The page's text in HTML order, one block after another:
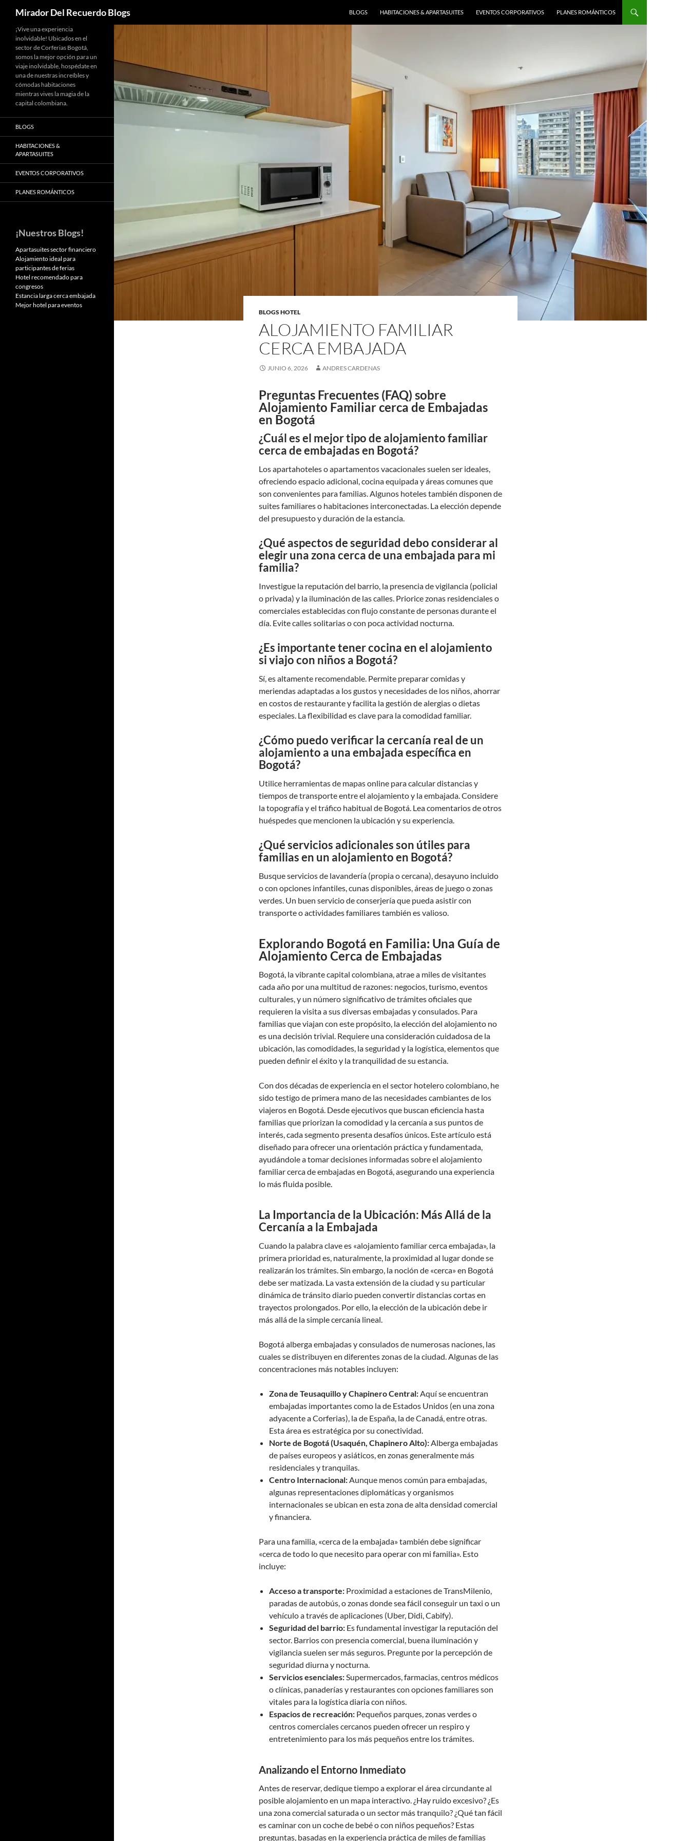
Saltar
contenido
Mirador Del Recuerdo Blogs BLOGS HABITACIONES & APARTASUITES EVENTOS CORPORATIVOS PLANES ROMÁNTICOS
BLOGS HOTEL
ALOJAMIENTO FAMILIAR
CERCA EMBAJADA
JUNIO 6, 2026 ANDRES CARDENAS
Preguntas Frecuentes (FAQ) sobre
Alojamiento Familiar cerca de Embajadas
en Bogotá
¿Cuál es el mejor tipo de alojamiento familiar
cerca de embajadas en Bogotá?
Los apartahoteles o apartamentos vacacionales suelen ser ideales,
ofreciendo espacio adicional, cocina equipada y áreas comunes que
son convenientes para familias. Algunos hoteles también disponen de
suites familiares o habitaciones interconectadas. La elección depende
del presupuesto y duración de la estancia.
¿Qué aspectos de seguridad debo considerar al
elegir una zona cerca de una embajada para mi
familia?
Investigue la reputación del barrio, la presencia de vigilancia (policial
o privada) y la iluminación de las calles. Priorice zonas residenciales o
comerciales establecidas con flujo constante de personas durante el
día. Evite calles solitarias o con poca actividad nocturna.
¿Es importante tener cocina en el alojamiento
si viajo con niños a Bogotá?
Sí, es altamente recomendable. Permite preparar comidas y
meriendas adaptadas a los gustos y necesidades de los niños, ahorrar
en costos de restaurante y facilita la gestión de alergias o dietas
especiales. La flexibilidad es clave para la comodidad familiar.
¿Cómo puedo verificar la cercanía real de un
alojamiento a una embajada específica en
Bogotá?
Utilice herramientas de mapas online para calcular distancias y
tiempos de transporte entre el alojamiento y la embajada. Considere
la topografía y el tráfico habitual de Bogotá. Lea comentarios de otros
huéspedes que mencionen la ubicación y su experiencia.
¿Qué servicios adicionales son útiles para
familias en un alojamiento en Bogotá?
Busque servicios de lavandería (propia o cercana), desayuno incluido
o con opciones infantiles, cunas disponibles, áreas de juego o zonas
verdes. Un buen servicio de conserjería que pueda asistir con
transporte o actividades familiares también es valioso.
Explorando Bogotá en Familia: Una Guía de
Alojamiento Cerca de Embajadas
Bogotá, la vibrante capital colombiana, atrae a miles de visitantes
cada año por una multitud de razones: negocios, turismo, eventos
culturales, y un número significativo de trámites oficiales que
requieren la visita a sus diversas embajadas y consulados. Para
familias que viajan con este propósito, la elección del alojamiento no
es una decisión trivial. Requiere una consideración cuidadosa de la
ubicación, las comodidades, la seguridad y la logística, elementos que
pueden definir el éxito y la tranquilidad de su estancia.
Con dos décadas de experiencia en el sector hotelero colombiano, he
sido testigo de primera mano de las necesidades cambiantes de los
viajeros en Bogotá. Desde ejecutivos que buscan eficiencia hasta
familias que priorizan la comodidad y la cercanía a sus puntos de
interés, cada segmento presenta desafíos únicos. Este artículo está
diseñado para ofrecer una orientación práctica y fundamentada,
ayudándole a tomar decisiones informadas sobre el alojamiento
familiar cerca de embajadas en Bogotá, asegurando una experiencia
lo más fluida posible.
La Importancia de la Ubicación: Más Allá de la
Cercanía a la Embajada
Cuando la palabra clave es «alojamiento familiar cerca embajada», la
primera prioridad es, naturalmente, la proximidad al lugar donde se
realizarán los trámites. Sin embargo, la noción de «cerca» en Bogotá
debe ser matizada. La vasta extensión de la ciudad y su particular
dinámica de tránsito diario pueden convertir distancias cortas en
trayectos prolongados. Por ello, la elección de la ubicación debe ir
más allá de la simple cercanía lineal.
Bogotá alberga embajadas y consulados de numerosas naciones, las
cuales se distribuyen en diferentes zonas de la ciudad. Algunas de las
concentraciones más notables incluyen:
Zona de Teusaquillo y Chapinero Central:Aquí se encuentran
embajadas importantes como la de Estados Unidos (en una zona
adyacente a Corferias), la de España, la de Canadá, entre otras.
Esta área es estratégica por su conectividad.
Norte de Bogotá (Usaquén, Chapinero Alto):Alberga embajadas
de países europeos y asiáticos, en zonas generalmente más
residenciales y tranquilas.
Centro Internacional:Aunque menos común para embajadas,
algunas representaciones diplomáticas y organismos
internacionales se ubican en esta zona de alta densidad comercial
y financiera.
Para una familia, «cerca de la embajada» también debe significar
«cerca de todo lo que necesito para operar con mi familia». Esto
incluye:
Acceso a transporte: Proximidad a estaciones de TransMilenio,
paradas de autobús, o zonas donde sea fácil conseguir un taxi o un
vehículo a través de aplicaciones (Uber, Didi, Cabify).
Seguridad del barrio: Es fundamental investigar la reputación del
sector. Barrios con presencia comercial, buena iluminación y
vigilancia suelen ser más seguros. Pregunte por la percepción de
seguridad diurna y nocturna.
Servicios esenciales:Supermercados, farmacias, centros médicos
o clínicas, panaderías y restaurantes con opciones familiares son
vitales para la logística diaria con niños.
Espacios de recreación: Pequeños parques, zonas verdes o
centros comerciales cercanos pueden ofrecer un respiro y
entretenimiento para los más pequeños entre los trámites.
Analizando el Entorno Inmediato
Antes de reservar, dedique tiempo a explorar el área circundante al
posible alojamiento en un mapa interactivo. ¿Hay ruido excesivo? ¿Es
una zona comercial saturada o un sector más tranquilo? ¿Qué tan fácil
es caminar con un coche de bebé o con niños pequeños? Estas
preguntas, basadas en la experiencia práctica de miles de familias
¡Vive una experiencia
inolvidable! Ubicados en el
sector de Corferias Bogotá,
somos la mejor opción para un
viaje inolvidable, hospédate en
una de nuestras increíbles y
cómodas habitaciones
mientras vives la magia de la
capital colombiana.
BLOGS
HABITACIONES &
APARTASUITES
EVENTOS CORPORATIVOS
PLANES ROMÁNTICOS
¡Nuestros Blogs!
Apartasuites sector financiero
Alojamiento ideal para
participantes de ferias
Hotel recomendado para
congresos
Estancia larga cerca embajada
Mejor hotel para eventos